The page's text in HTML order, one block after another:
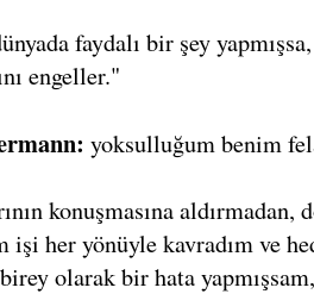
faydalı bir şey
engeller."
yoksulluğum benim
konuşmasına
işi her yönüyle kavradım ve
olarak bir hata